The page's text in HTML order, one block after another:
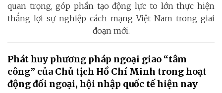
quan trọng, góp phần tạo động lực to lớn thực hiện
thắng lợi sự nghiệp cách mạng Việt Nam trong giai
đoạn mới.
Phát huy phương pháp ngoại giao “tâm
công” của Chủ tịch Hồ Chí Minh trong hoạt
động đối ngoại, hội nhập quốc tế hiện nay